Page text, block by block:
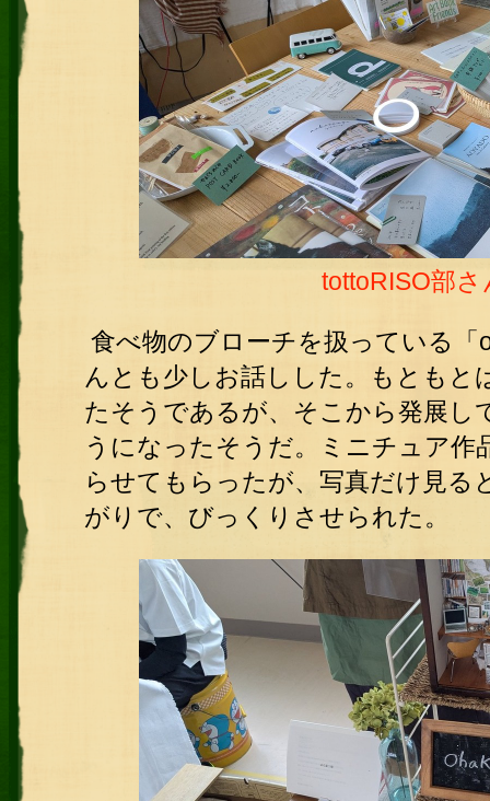
tottoRISO部
食べ物のブローチを扱っている
んとも少しお話しした。もとも
たそうであるが、そこから発展し
うになったそうだ。ミニチュア作
らせてもらったが、写真だけ見る
がりで、びっくりさせられた。